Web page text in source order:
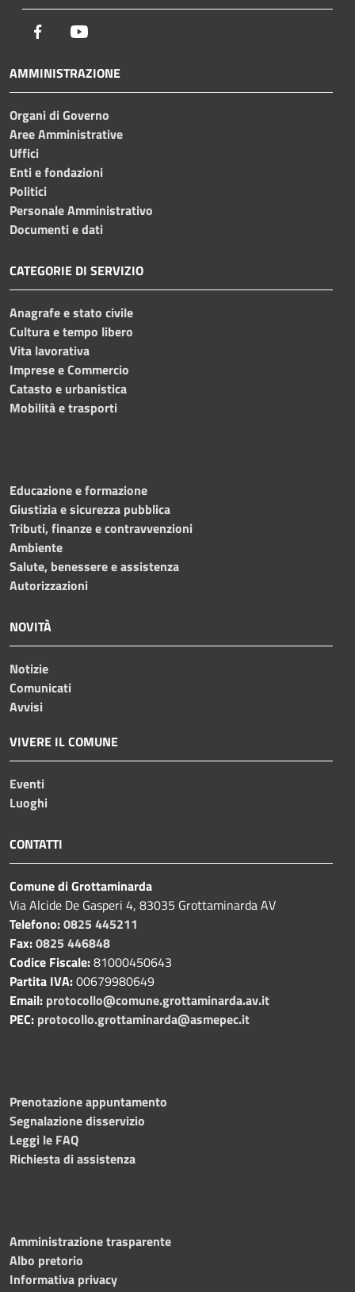
Facebook
AMMINISTRAZIONE
Organi di Governo
Aree Amministrative
Uffici
Enti e fondazioni
Politici
Personale Amministrativo
Documenti e dati
CATEGORIE DI SERVIZIO
Anagrafe e stato civile
Cultura e tempo libero
Vita lavorativa
Imprese e Commercio
Catasto e urbanistica
Mobilità e trasporti
Educazione e formazione
Giustizia e sicurezza pubblica
Tributi, finanze e contravvenzioni
Ambiente
Salute, benessere e assistenza
Autorizzazioni
NOVITÀ
Notizie
Comunicati
Avvisi
VIVERE IL COMUNE
Eventi
Luoghi
CONTATTI
Comune di Grottaminarda
Via Alcide De Gasperi 4, 83035 Grottaminarda AV
Telefono:0825 445211
Fax:0825 446848
Codice Fiscale:81000450643
Partita IVA:00679980649
Email: protocollo@comune.grottaminarda.av.it
PEC: protocollo.grottaminarda@asmepec.it
Prenotazione appuntamento
Segnalazione disservizio
Leggi le FAQ
Richiesta di assistenza
Amministrazione trasparente
Albo pretorio
Informativa privacy